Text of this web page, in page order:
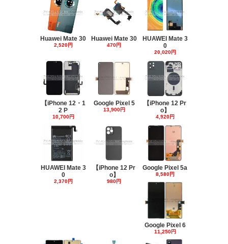
Huawei Mate 30
2,520円
Huawei Mate 30
470円
HUAWEI Mate 3
0
20,020円
【iPhone 12・1
2 P
10,700円
Google Pixel 5
13,900円
【iPhone 12 Pr
o】
4,920円
HUAWEI Mate 3
0
2,370円
【iPhone 12 Pr
o】
980円
Google Pixel 5a
8,580円
Google Pixel 6
11,250円